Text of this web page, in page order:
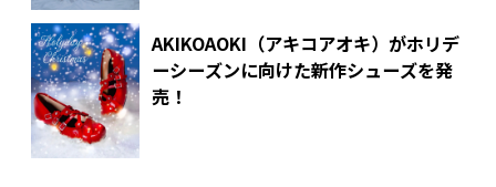
AKIKOAOKI（アキコアオキ）がホリデ
ーシーズンに向けた新作シューズを発
売！